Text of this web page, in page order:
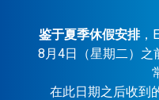
鉴于夏季休假安排，
8月4日（星期二）之
在此日期之后收到